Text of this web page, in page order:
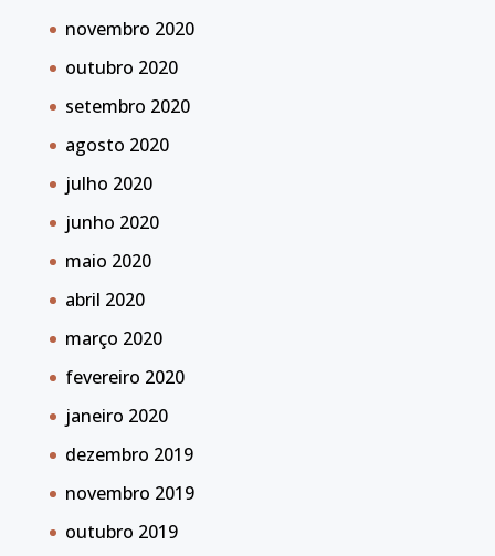
novembro 2020
outubro 2020
setembro 2020
agosto 2020
julho 2020
junho 2020
maio 2020
abril 2020
março 2020
fevereiro 2020
janeiro 2020
dezembro 2019
novembro 2019
outubro 2019